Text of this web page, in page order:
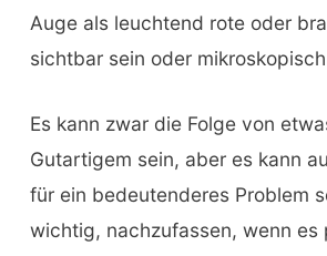
Auge als leuchtend rote oder
sichtbar sein oder
Es kann zwar die Folge von
Gutartigem sein, aber es kann
für ein bedeutenderes Problem
wichtig, nachzufassen, wenn es